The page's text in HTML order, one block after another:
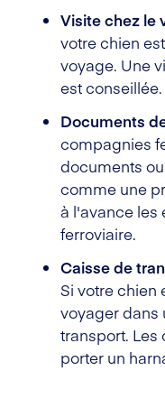
Visite chez le
votre chien
voyage. Une
est conseillée.
Documents
compagnies
documents
comme une
à l'avance
ferroviaire.
Caisse de
Si votre chien
voyager dans
transport.
porter un